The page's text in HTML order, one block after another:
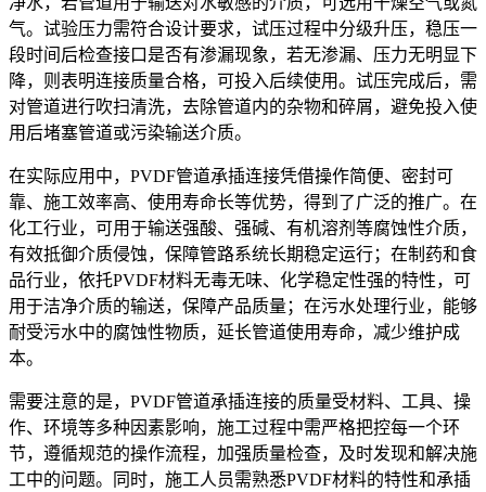
气。试验压力需符合设计要求，试压过程中分级升压，稳压一
段时间后检查接口是否有渗漏现象，若无渗漏、压力无明显下
降，则表明连接质量合格，可投入后续使用。试压完成后，需
对管道进行吹扫清洗，去除管道内的杂物和碎屑，避免投入使
用后堵塞管道或污染输送介质。
在实际应用中，PVDF管道承插连接凭借操作简便、密封可
靠、施工效率高、使用寿命长等优势，得到了广泛的推广。在
化工行业，可用于输送强酸、强碱、有机溶剂等腐蚀性介质，
有效抵御介质侵蚀，保障管路系统长期稳定运行；在制药和食
品行业，依托PVDF材料无毒无味、化学稳定性强的特性，可
用于洁净介质的输送，保障产品质量；在污水处理行业，能够
耐受污水中的腐蚀性物质，延长管道使用寿命，减少维护成
本。
需要注意的是，PVDF管道承插连接的质量受材料、工具、操
作、环境等多种因素影响，施工过程中需严格把控每一个环
节，遵循规范的操作流程，加强质量检查，及时发现和解决施
工中的问题。同时，施工人员需熟悉PVDF材料的特性和承插